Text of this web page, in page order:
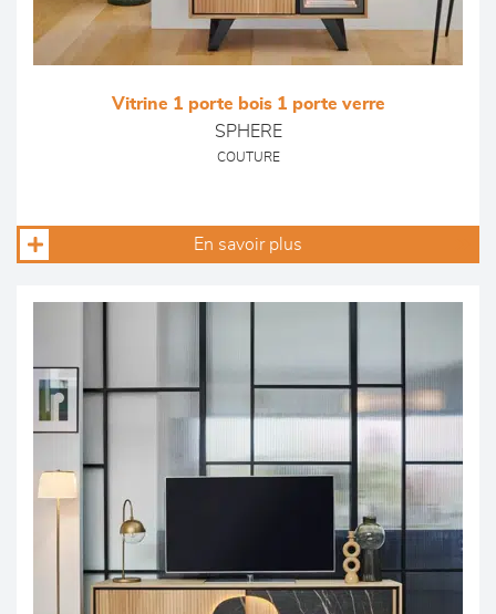
Vitrine 1 porte bois 1 porte verre
SPHERE
COUTURE
En savoir plus